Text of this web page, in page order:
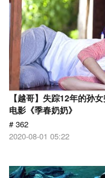
【越哥】失踪12年的孙
电影《季春奶奶》
# 362
2020-08-01 05:22